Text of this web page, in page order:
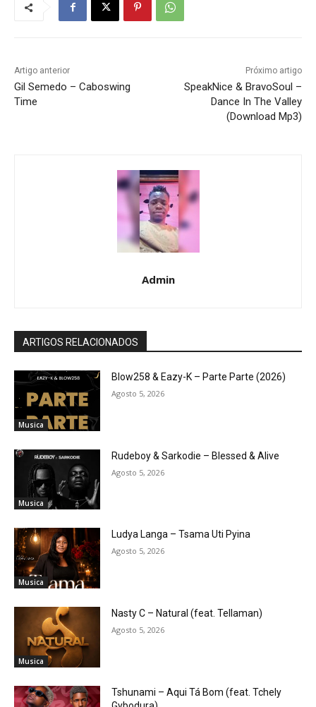
Artigo anterior
Gil Semedo – Caboswing
Time
Próximo artigo
SpeakNice & BravoSoul –
Dance In The Valley
(Download Mp3)
Admin
ARTIGOS RELACIONADOS
Musica
Blow258 & Eazy-K – Parte Parte (2026)
Agosto 5, 2026
Musica
Rudeboy & Sarkodie – Blessed & Alive
Agosto 5, 2026
Musica
Ludya Langa – Tsama Uti Pyina
Agosto 5, 2026
Musica
Nasty C – Natural (feat. Tellaman)
Agosto 5, 2026
Tshunami – Aqui Tá Bom (feat. Tchely